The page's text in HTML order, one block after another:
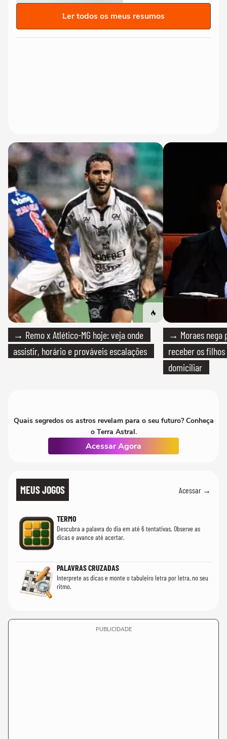
Ler todos os meus resumos
→ Remo x Atlético-MG hoje: veja onde
assistir, horário e prováveis escalações
→ Moraes nega
receber os filhos
domiciliar
Quais segredos os astros revelam para o seu futuro? Conheça
o Terra Astral.
Acessar Agora
MEUS JOGOS Acessar →
TERMO
Descubra a palavra do dia em até 6 tentativas. Observe as
dicas e avance até acertar.
PALAVRAS CRUZADAS
Interprete as dicas e monte o tabuleiro letra por letra, no seu
ritmo.
PUBLICIDADE